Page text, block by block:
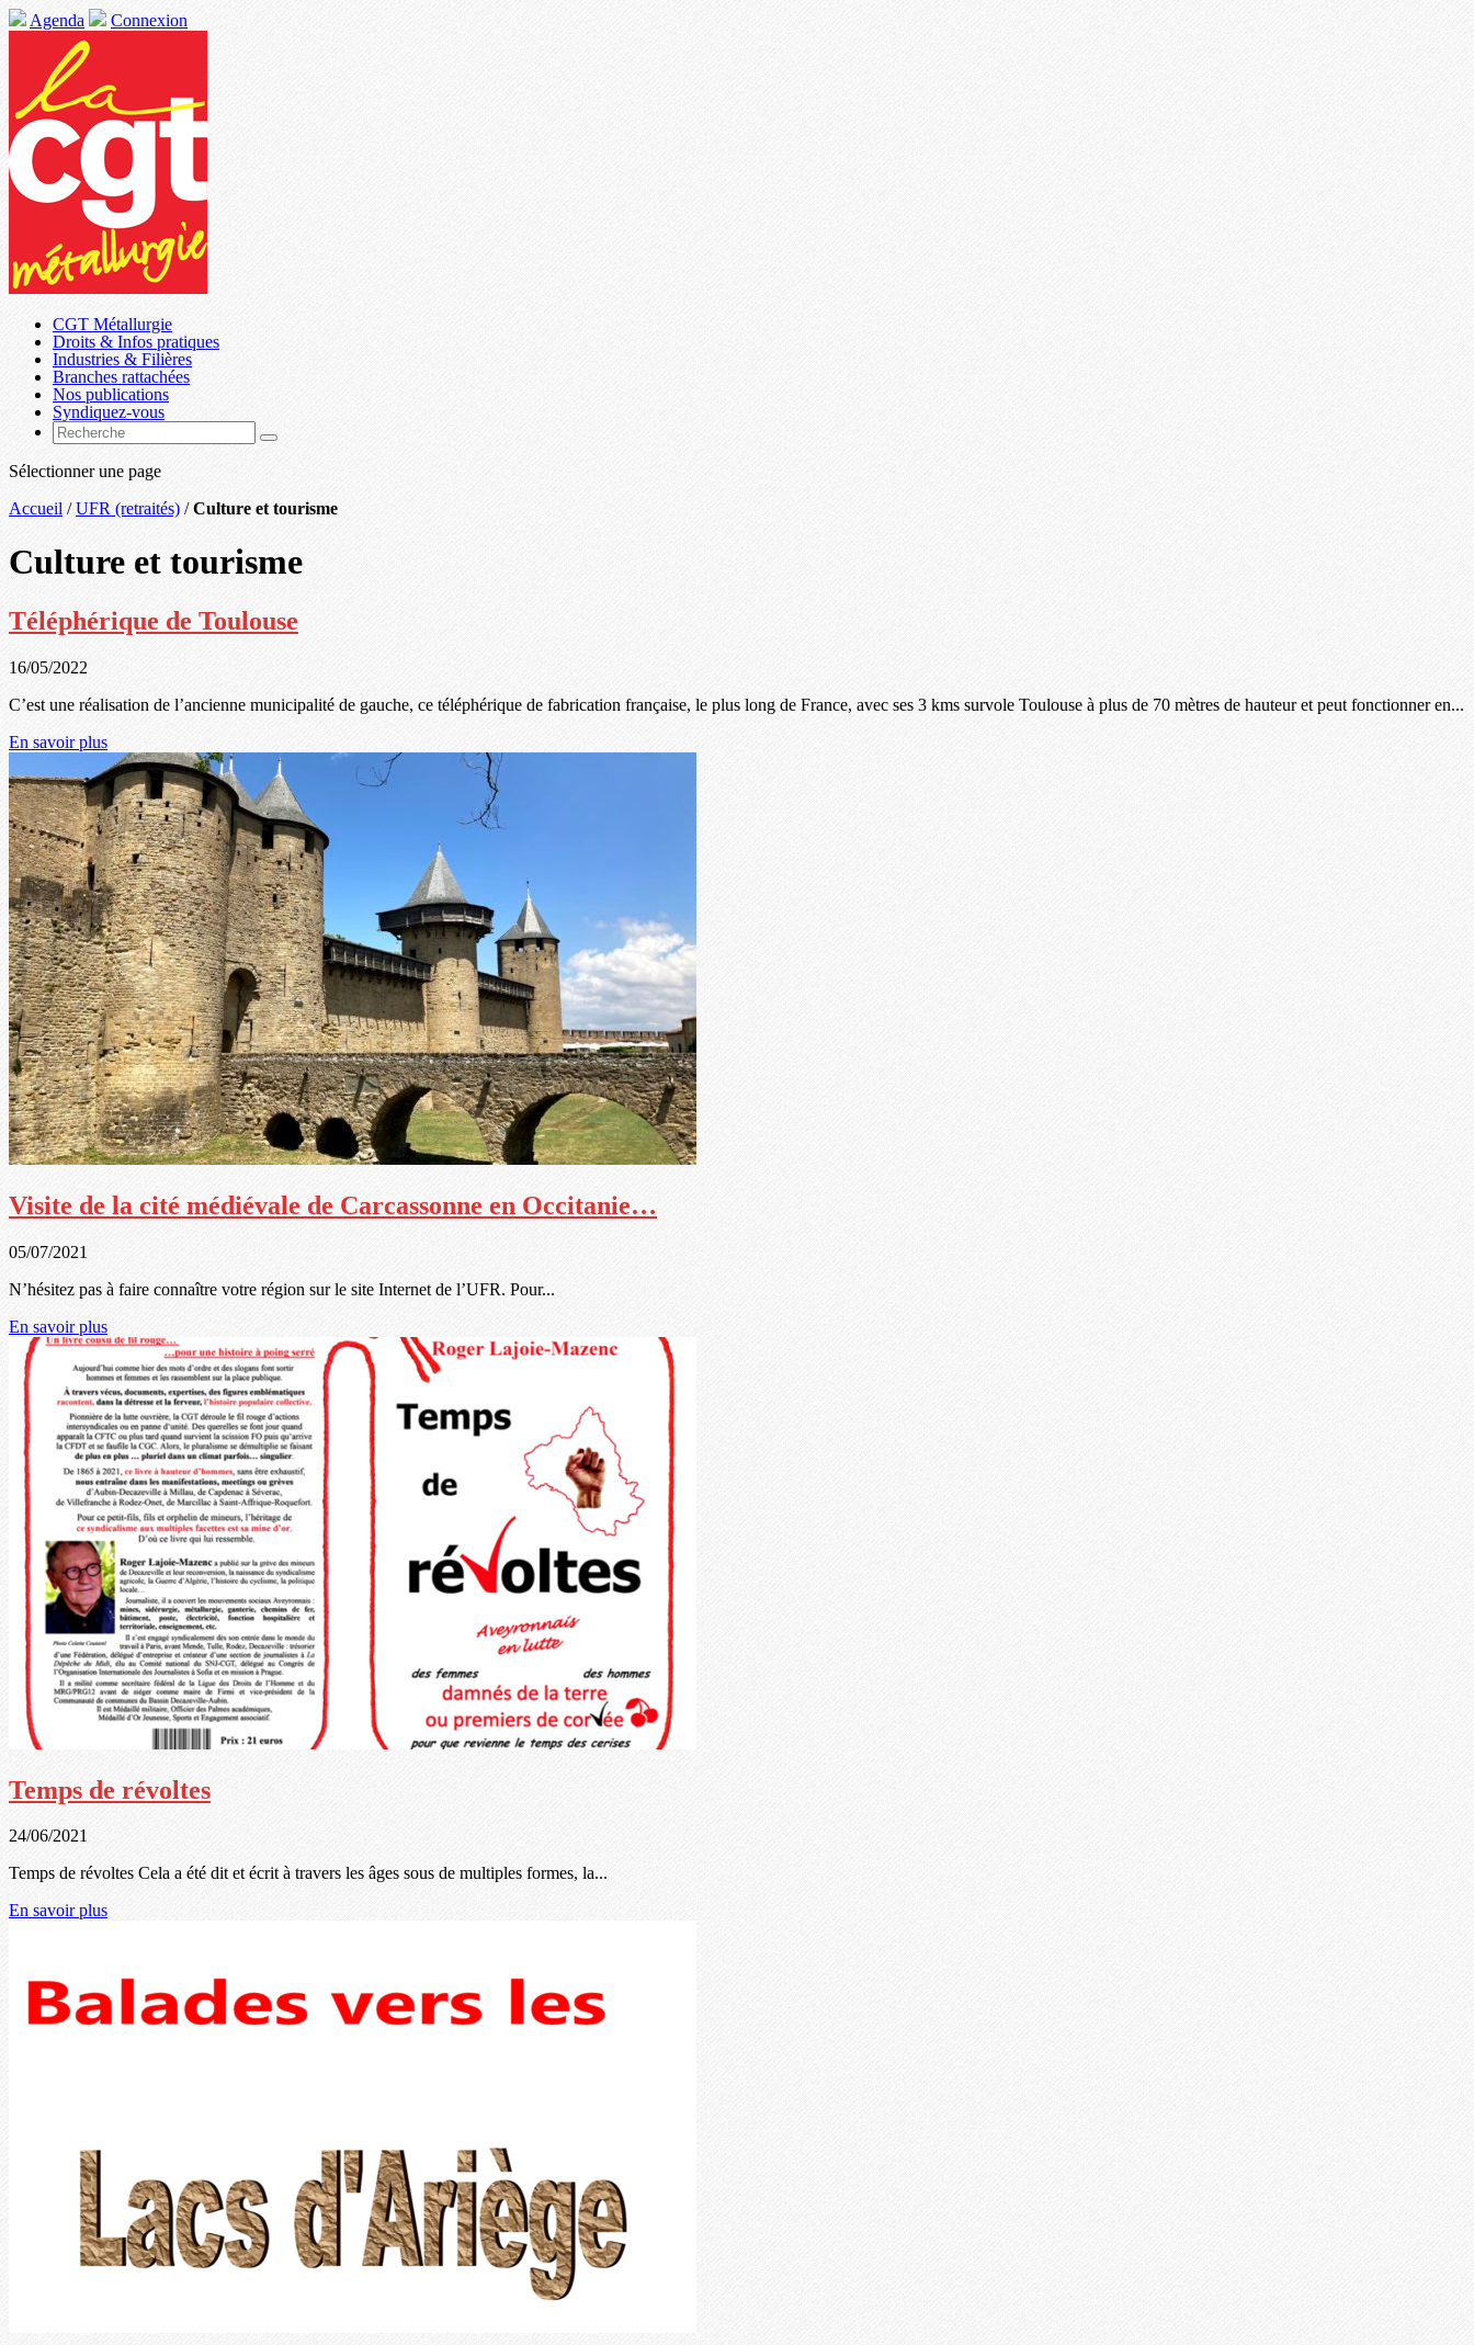
Agenda Connexion
CGT Métallurgie
Droits & Infos pratiques
Industries & Filières
Branches rattachées
Nos publications
Syndiquez-vous
Sélectionner une page
Accueil /UFR (retraités) /Culture et tourisme
Culture et tourisme
Téléphérique de Toulouse
16/05/2022
C’est une réalisation de l’ancienne municipalité de gauche, ce téléphérique de fabrication française, le plus long de France, avec ses 3 kms survole Toulouse à plus de 70 mètres de hauteur et peut fonctionner en...
En savoir plus
Visite de la cité médiévale de Carcassonne en Occitanie…
05/07/2021
N’hésitez pas à faire connaître votre région sur le site Internet de l’UFR. Pour...
En savoir plus
Temps de révoltes
24/06/2021
Temps de révoltes Cela a été dit et écrit à travers les âges sous de multiples formes, la...
En savoir plus